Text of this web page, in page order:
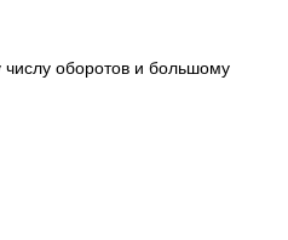
числу оборотов и большому